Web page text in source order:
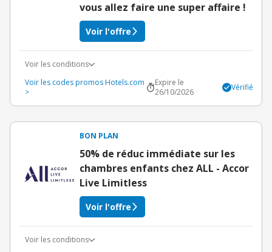
vous allez faire une super affaire !
Voir l'offre
Voir les conditions
Voir les codes promos Hotels.com
>
Expire le
26/10/2026
Vérifié
BON PLAN
50% de réduc immédiate sur les
chambres enfants chez ALL - Accor
Live Limitless
Voir l'offre
Voir les conditions